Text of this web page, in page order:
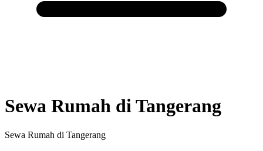
Sewa Rumah di Tangerang
Sewa Rumah di Tangerang